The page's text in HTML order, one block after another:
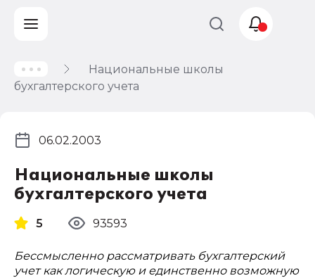
Национальные школы
бухгалтерского учета
Национальные школы
бухгалтерского учета
06.02.2003
5 93593
Бессмысленно рассматривать бухгалтерский
учет как логическую и единственно возможную
Учет и
налогообложение